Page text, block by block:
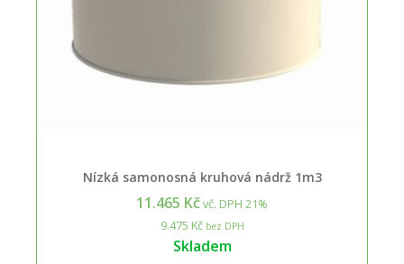
Nízká samonosná kruhová nádrž 1m3
11.465 Kčvč. DPH 21%
9.475 Kčbez DPH
Skladem